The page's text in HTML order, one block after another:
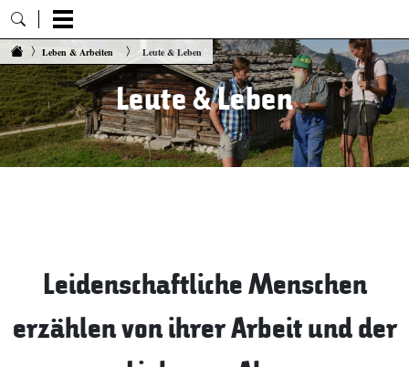
Zum Inhalt springen
Leben & Arbeiten Leute & Leben
Leute & Leben
Leidenschaftliche Menschen
erzählen von ihrer Arbeit und der